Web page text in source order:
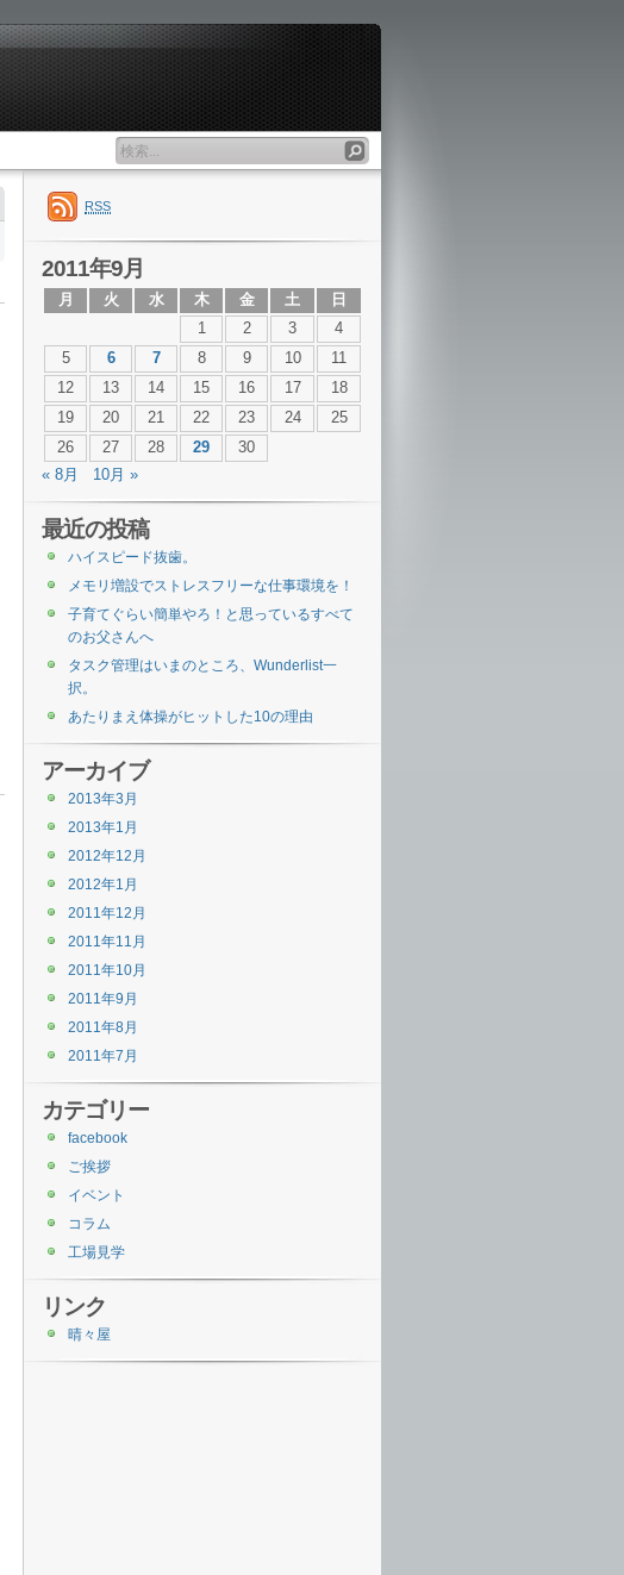
RSS
2011年9月
月 火 水 木 金 土
日
1
2 3
4
5
6 7 8 9 10
11
12
13 14 15 16 17
18
19
20 21 22 23 24
25
26
27 28 29
30
« 8月
10月 »
最近の投稿
ハイスピード抜歯。
メモリ増設でストレスフリーな仕事環境を！
子育てぐらい簡単やろ！と思っているすべて
のお父さんへ
タスク管理はいまのところ、Wunderlist一
択。
あたりまえ体操がヒットした10の理由
アーカイブ
2013年3月
2013年1月
2012年12月
2012年1月
2011年12月
2011年11月
2011年10月
2011年9月
2011年8月
2011年7月
カテゴリー
facebook
ご挨拶
イベント
コラム
工場見学
リンク
晴々屋